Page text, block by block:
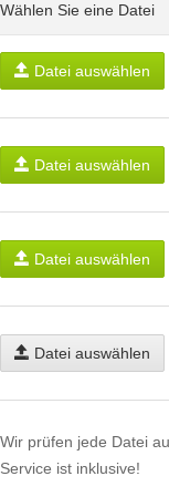
Wählen Sie eine Datei
Datei auswählen
Datei auswählen
Datei auswählen
Datei auswählen
Wir prüfen jede Datei
Service ist inklusive!